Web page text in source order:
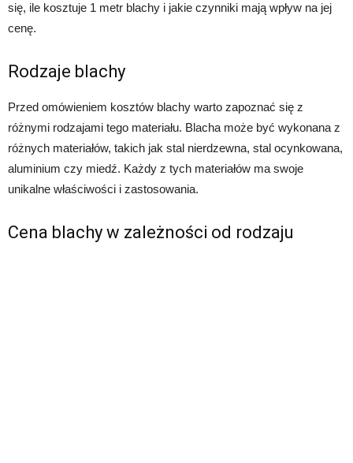
się, ile kosztuje 1 metr blachy i jakie czynniki mają wpływ na jej
cenę.
Rodzaje blachy
Przed omówieniem kosztów blachy warto zapoznać się z
różnymi rodzajami tego materiału. Blacha może być wykonana z
różnych materiałów, takich jak stal nierdzewna, stal ocynkowana,
aluminium czy miedź. Każdy z tych materiałów ma swoje
unikalne właściwości i zastosowania.
Cena blachy w zależności od rodzaju